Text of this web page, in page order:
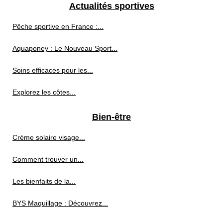
Actualités sportives
Pêche sportive en France :...
Aquaponey : Le Nouveau Sport...
Soins efficaces pour les...
Explorez les côtes...
Bien-être
Crème solaire visage...
Comment trouver un...
Les bienfaits de la...
BYS Maquillage : Découvrez...